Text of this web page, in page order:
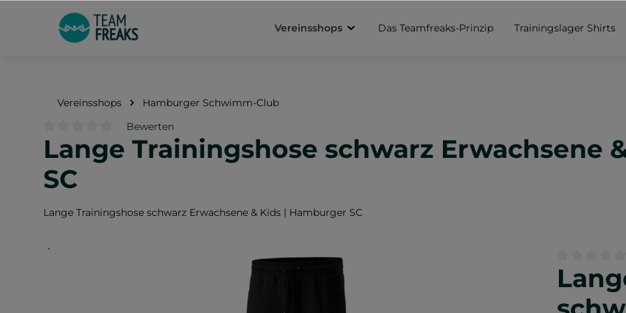
Zur Hauptnavigation springen
Vereinsshops
Das Teamfreaks-Prinzip Trainingslager Shirts
Vereinsshops Hamburger Schwimm-Club
Durchschnittliche Bewertung von 0 von 5 Sternen
Bewerten
Lange Trainingshose schwarz Erwachsene
SC
Lange Trainingshose schwarz Erwachsene & Kids | Hamburger SC